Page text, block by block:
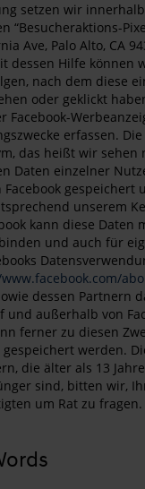
setzen wir
“Besucheraktions-
Ave, Palo Alto, CA
dessen Hilfe können
nach dem diese
oder geklickt
Facebook-
erfassen.
das heißt wir sehen
Daten einzelner
gespeichert
unserem
kann diese Daten
und auch für
dessen Partnern
und außerhalb von
ferner zu diesen
werden.
die älter als 13
sind, bitten wir,
um Rat zu fragen.